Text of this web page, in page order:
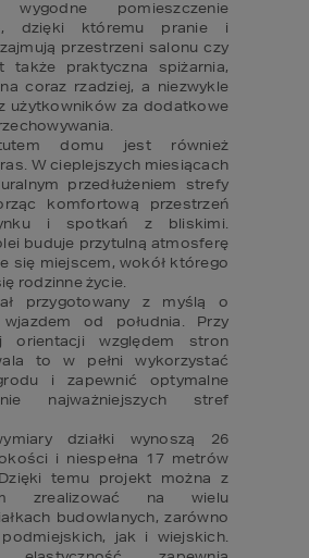
pomieszczenie
dzięki któremu pranie i
przestrzeni salonu czy
także praktyczna spiżarnia,
coraz rzadziej, a niezwykle
użytkowników za dodatkowe
domu jest również
W cieplejszych miesiącach
przedłużeniem strefy
komfortową przestrzeń
i spotkań z bliskimi.
buduje przytulną atmosferę
się miejscem, wokół którego
rodzinne życie.
przygotowany z myślą o
od południa. Przy
orientacji względem stron
to w pełni wykorzystać
i zapewnić optymalne
najważniejszych stref
działki wynoszą 26
i niespełna 17 metrów
temu projekt można z
zrealizować na wielu
budowlanych, zarówno
jak i wiejskich.